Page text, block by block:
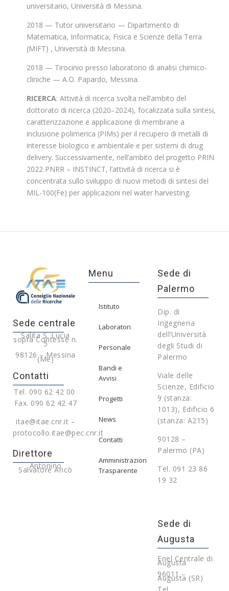
universitario, Università di Messina.
2018 — Tutor universitario — Dipartimento di
Matematica, Informatica, Fisica e Scienze della Terra
(MIFT) , Università di Messina.
2018 — Tirocinio presso laboratorio di analisi chimico-
cliniche — A.O. Papardo, Messina.
RICERCA: Attività di ricerca svolta nell’ambito del
dottorato di ricerca (2020–2024), focalizzata sulla sintesi,
caratterizzazione e applicazione di membrane a
inclusione polimerica (PIMs) per il recupero di metalli di
interesse biologico e ambientale e per sistemi di drug
delivery. Successivamente, nell’ambito del progetto PRIN
2022 PNRR – INSTINCT, l’attività di ricerca si è
concentrata sullo sviluppo di nuovi metodi di sintesi del
MIL-100(Fe) per applicazioni nel water harvesting.
Sede centrale
Salita S. Lucia
sopra Contesse n.
5
98126 – Messina
(Me)
Contatti
Tel. 090 62 42 00
Fax. 090 62 42 47
itae@itae.cnr.it –
protocollo.itae@pec.cnr.it
Direttore
Antonino
Salvatore Aricò
Menu
Istituto
Laboratori
Personale
Bandi e
Avvisi
Progetti
News
Contatti
Amministrazione
Trasparente
Sede di
Palermo
Dip. di
Ingegneria
dell’Università
degli Studi di
Palermo
Viale delle
Scienze, Edificio
9 (stanza:
1013), Edificio 6
(stanza: A215)
90128 –
Palermo (PA)
Tel. 091 23 86
19 32
Sede di
Augusta
Enel Centrale di
Augusta
96011 –
Augusta (SR)